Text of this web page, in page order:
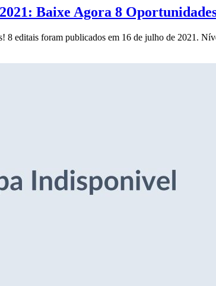
Baixe Agora 8
8 editais foram publicados em 16 de julho de 2021.